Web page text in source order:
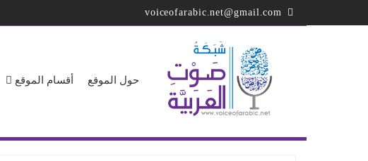
حول الموقع أقسام الموقع